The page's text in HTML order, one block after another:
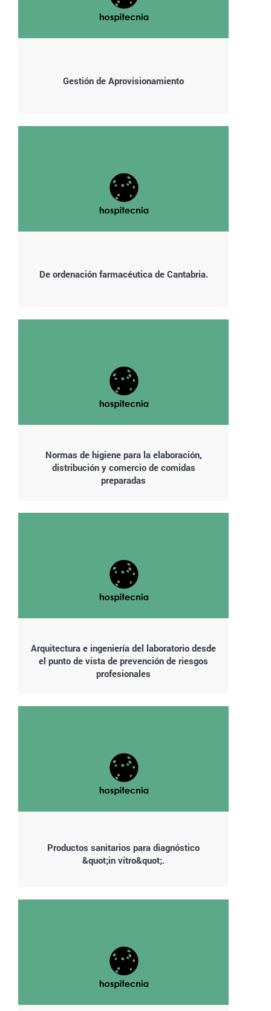
Gestión de Aprovisionamiento
De ordenación farmacéutica de Cantabria.
Normas de higiene para la elaboración,
distribución y comercio de comidas
preparadas
Arquitectura e ingeniería del laboratorio desde
el punto de vista de prevención de riesgos
profesionales
Productos sanitarios para diagnóstico
&quot;in vitro&quot;.